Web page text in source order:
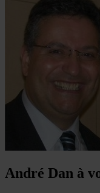
André Dan à